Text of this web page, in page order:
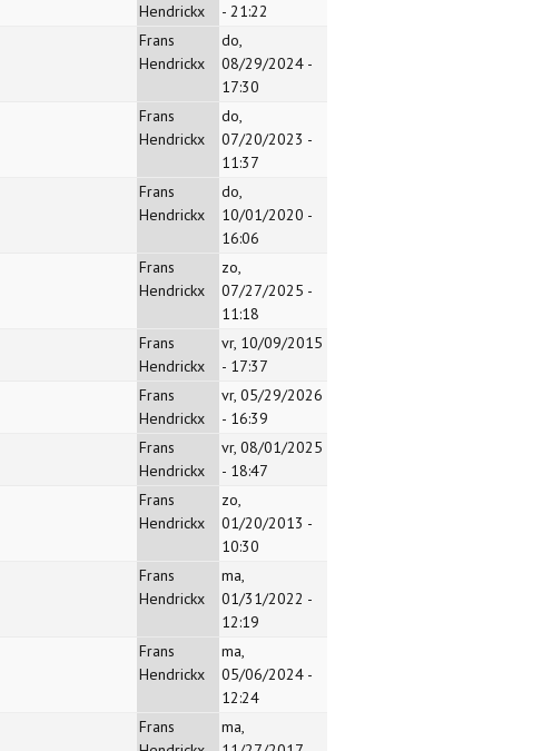
Hendrickx
- 21:22
Frans
Hendrickx
do,
08/29/2024 -
17:30
Frans
Hendrickx
do,
07/20/2023 -
11:37
Frans
Hendrickx
do,
10/01/2020 -
16:06
Frans
Hendrickx
zo,
07/27/2025 -
11:18
Frans
Hendrickx
vr, 10/09/2015
- 17:37
Frans
Hendrickx
vr, 05/29/2026
- 16:39
Frans
Hendrickx
vr, 08/01/2025
- 18:47
Frans
Hendrickx
zo,
01/20/2013 -
10:30
Frans
Hendrickx
ma,
01/31/2022 -
12:19
Frans
Hendrickx
ma,
05/06/2024 -
12:24
Frans
ma,